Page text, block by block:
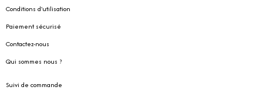
Conditions d'utilisation
Paiement sécurisé
Contactez-nous
Qui sommes nous ?
Suivi de commande